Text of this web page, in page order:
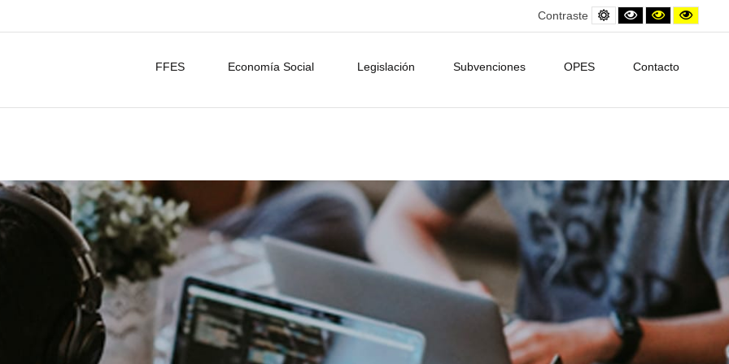
Contraste
Default
contrast
Black
and
Contraste
amarillo/
FFES Economía Social Legislación Subvenciones OPES Contacto